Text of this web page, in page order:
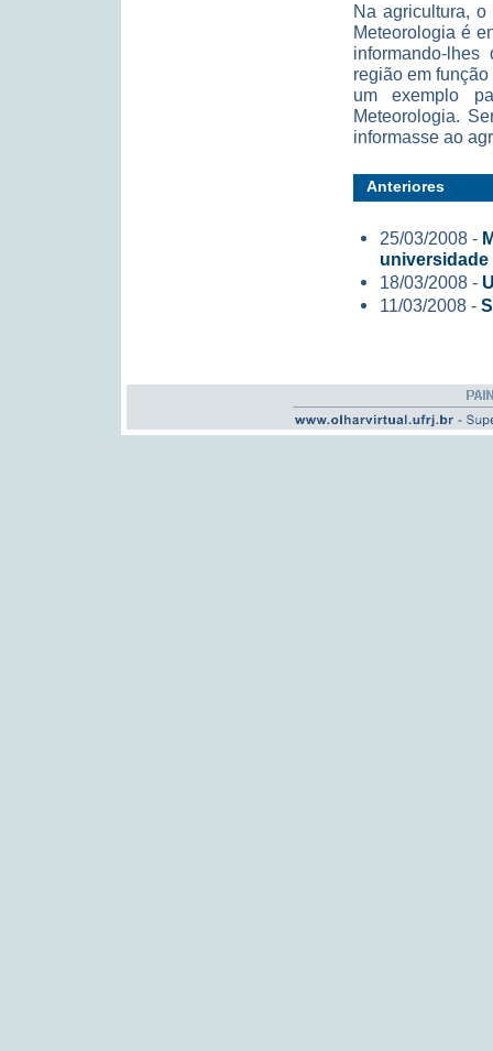
Na agricultura,
Meteorologia é
informando-
região em
um exemplo
Meteorologia.
informasse ao
Anteriores
25/03/2008 -
universidade
18/03/2008 -
11/03/2008 -